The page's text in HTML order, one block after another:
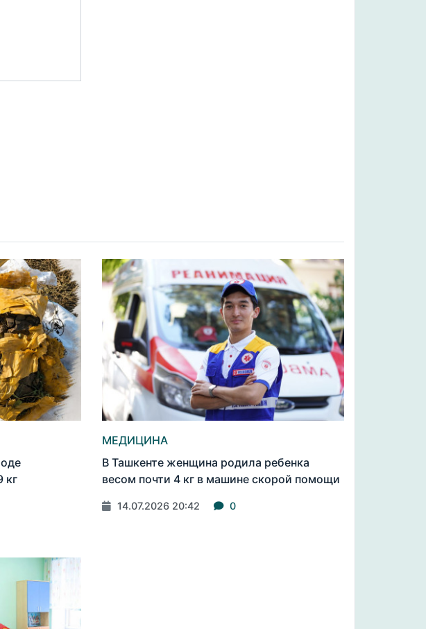
кг
МЕДИЦИНА
В Ташкенте женщина родила ребенка
весом почти 4 кг в машине скорой помощи
14.07.2026 20:42 0